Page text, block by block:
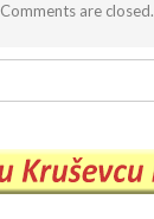
Comments are closed.